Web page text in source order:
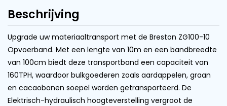
Beschrijving
Upgrade uw materiaaltransport met de Breston ZG100-10
Opvoerband. Met een lengte van 10m en een bandbreedte
van 100cm biedt deze transportband een capaciteit van
160TPH, waardoor bulkgoederen zoals aardappelen, graan
en cacaobonen soepel worden getransporteerd. De
Elektrisch-hydraulisch hoogteverstelling vergroot de